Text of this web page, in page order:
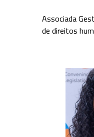
Associada
de direitos